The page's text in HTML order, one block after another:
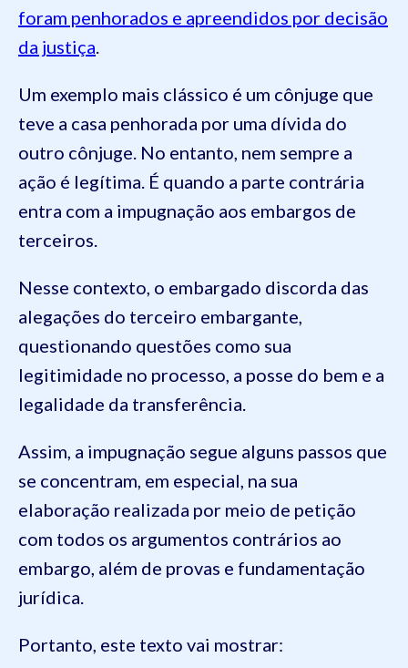
foram penhorados e apreendidos por decisão
da justiça.
Um exemplo mais clássico é um cônjuge que
teve a casa penhorada por uma dívida do
outro cônjuge. No entanto, nem sempre a
ação é legítima. É quando a parte contrária
entra com a impugnação aos embargos de
terceiros.
Nesse contexto, o embargado discorda das
alegações do terceiro embargante,
questionando questões como sua
legitimidade no processo, a posse do bem e a
legalidade da transferência.
Assim, a impugnação segue alguns passos que
se concentram, em especial, na sua
elaboração realizada por meio de petição
com todos os argumentos contrários ao
embargo, além de provas e fundamentação
jurídica.
Portanto, este texto vai mostrar: